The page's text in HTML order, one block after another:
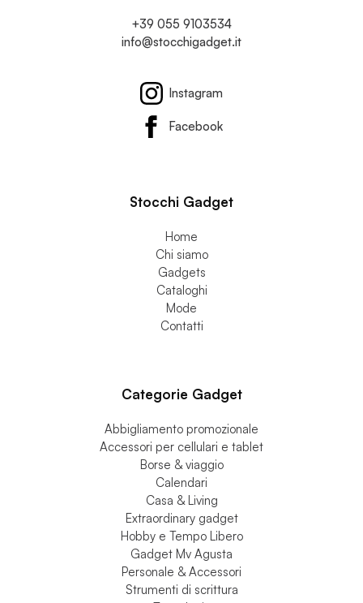
Contattaci
info@stocchigadget.it
Instagram
Stocchi Gadget
Home
Chi siamo
Gadgets
Cataloghi
Categorie Gadget
Abbigliamento promozionale
Accessori per cellulari e tablet
Borse & viaggio
Calendari
Casa & Living
Extraordinary gadget
Hobby e Tempo Libero
Gadget Mv Agusta